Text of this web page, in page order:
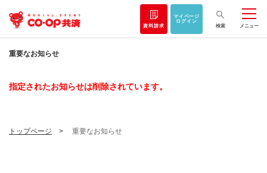
資料請求
マイページ
ログイン
検索
メニュー
トップページ 重要なお知らせ
重要なお知らせ
指定されたお知らせは削除されています。